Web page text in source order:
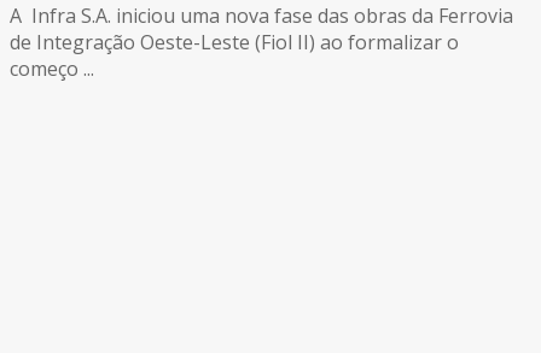
A Infra S.A. iniciou uma nova fase das obras da Ferrovia
de Integração Oeste-Leste (Fiol II) ao formalizar o
começo ...